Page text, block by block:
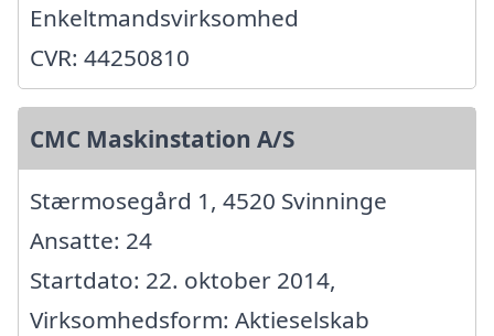
Enkeltmandsvirksomhed
CVR: 44250810
CMC Maskinstation A/S
Stærmosegård 1, 4520 Svinninge
Ansatte: 24
Startdato: 22. oktober 2014,
Virksomhedsform: Aktieselskab